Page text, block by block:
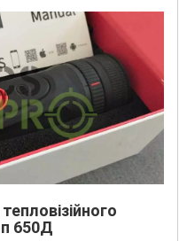
650Д